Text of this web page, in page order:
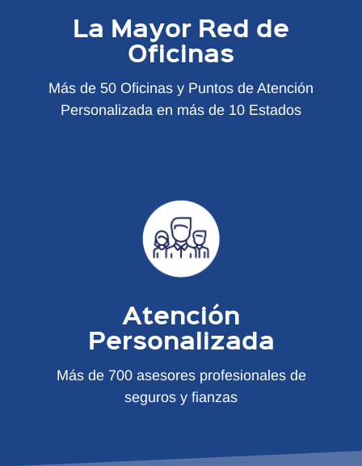
La Mayor Red de
Oficinas
Más de 50 Oficinas y Puntos de Atención
Personalizada en más de 10 Estados
Atención
Personalizada
Más de 700 asesores profesionales de
seguros y fianzas